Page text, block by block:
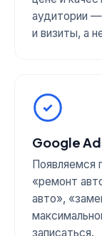
аудитории —
и визиты, а
Google
Появляемся
«ремонт
авто»,
записаться.